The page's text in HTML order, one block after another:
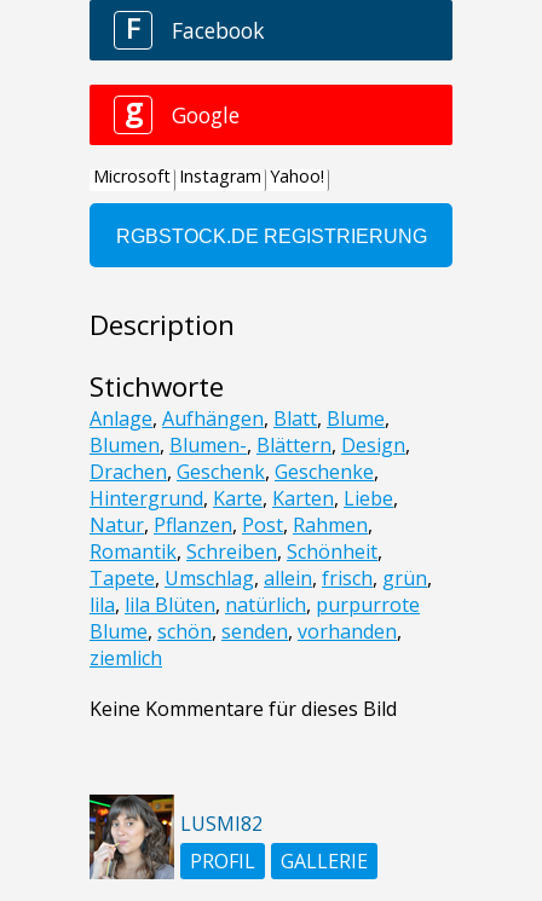
Description
Stichworte
Anlage, Aufhängen, Blatt, Blume,
Blumen, Blumen-, Blättern, Design,
Drachen, Geschenk, Geschenke,
Hintergrund, Karte, Karten, Liebe,
Natur, Pflanzen, Post, Rahmen,
Romantik, Schreiben, Schönheit,
Tapete, Umschlag, allein, frisch, grün,
lila, lila Blüten, natürlich, purpurrote
Blume, schön, senden, vorhanden,
ziemlich
Keine Kommentare für dieses Bild
LUSMI82
PROFIL
GALLERIE